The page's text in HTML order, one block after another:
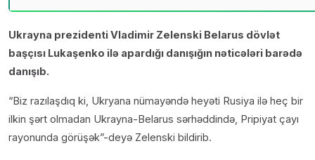
Ukrayna prezidenti Vladimir Zelenski Belarus dövlət
başçısı Lukaşenko ilə apardığı danışığın nəticələri barədə
danışıb.
“Biz razılaşdıq ki, Ukryana nümayəndə heyəti Rusiya ilə heç bir
ilkin şərt olmadan Ukrayna-Belarus sərhəddində, Pripiyat çayı
rayonunda görüşək”-deyə Zelenski bildirib.